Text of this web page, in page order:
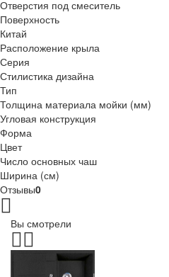
Отверстия под смеситель
Поверхность
Китай
Расположение крыла
Серия
Стилистика дизайна
Тип
Толщина материала мойки (мм)
Угловая конструкция
Форма
Цвет
Число основных чаш
Ширина (см)
Отзывы0
Вы смотрели